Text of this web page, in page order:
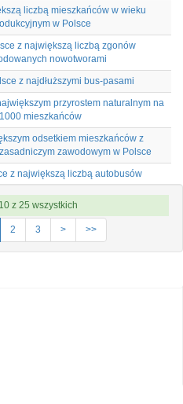
liczbą mieszkańców w wieku
w Polsce
z największą liczbą zgonów
nowotworami
z najdłuższymi bus-pasami
przyrostem naturalnym na
1000 mieszkańców
odsetkiem mieszkańców z
zawodowym w Polsce
z największą liczbą autobusów
z 25 wszystkich
2 3 > >>